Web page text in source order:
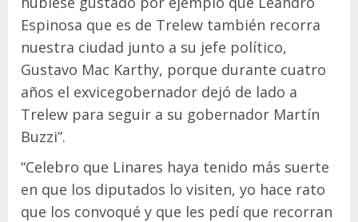
Espinosa que es de Trelew también recorra
nuestra ciudad junto a su jefe político,
Gustavo Mac Karthy, porque durante cuatro
años el exvicegobernador dejó de lado a
Trelew para seguir a su gobernador Martín
Buzzi”.
“Celebro que Linares haya tenido más suerte
en que los diputados lo visiten, yo hace rato
que los convoqué y que les pedí que recorran